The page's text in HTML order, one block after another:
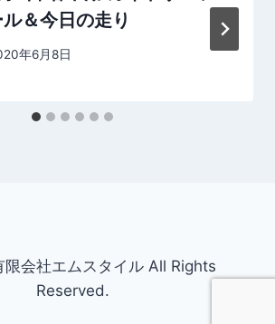
＆今日の走り
年6月8日
会社エムスタイル All Rights
Reserved.